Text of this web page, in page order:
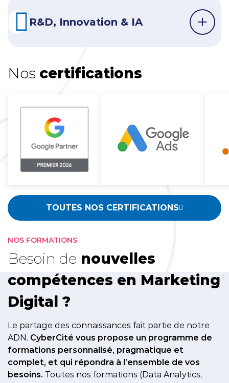
R&D, Innovation & IA
Nos certifications
TOUTES NOS CERTIFICATIONS
NOS FORMATIONS
Besoin de nouvelles
compétences en Marketing
Digital ?
Le partage des connaissances fait partie de notre
ADN. CyberCité vous propose un programme de
formations personnalisé, pragmatique et
complet, et qui répondra à l’ensemble de vos
besoins. Toutes nos formations (Data Analytics,